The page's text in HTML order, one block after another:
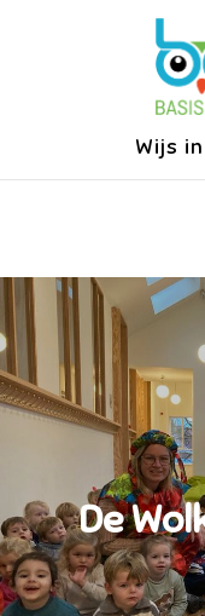
Wijs
De